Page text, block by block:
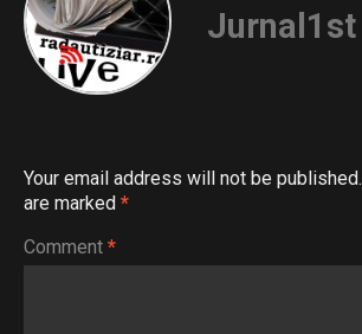
Jurnal1st
Your email address will not be published.
are marked *
Comment *